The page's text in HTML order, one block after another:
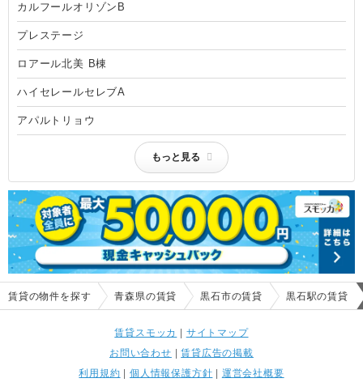
カルフールオリゾンB
プレステージ
ロアール北美 B棟
ハイセレールセレブA
アパルトリョウ
もっと見る
賃貸の物件を探す 青森県の賃貸 黒石市の賃貸 黒石駅の賃貸
賃貸スモッカ | サイトマップ
お問い合わせ |賃貸広告の掲載
利用規約 | 個人情報保護方針 | 運営会社概要